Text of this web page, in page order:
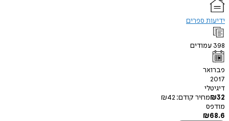
ידיעות ספרים
398 עמודים
פברואר
2017
דיגיטלי
₪32 מחיר קודם: ₪42
מודפס
₪68.6